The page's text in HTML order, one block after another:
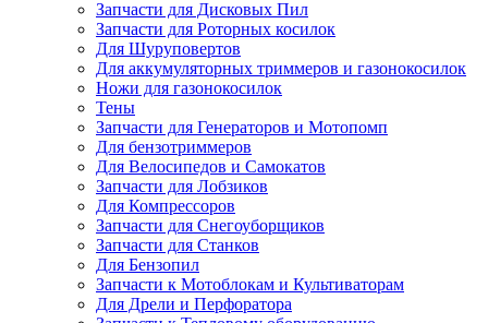
Запчасти для Дисковых Пил
Запчасти для Роторных косилок
Для Шуруповертов
Для аккумуляторных триммеров и газонокосилок
Ножи для газонокосилок
Тены
Запчасти для Генераторов и Мотопомп
Для бензотриммеров
Для Велосипедов и Самокатов
Запчасти для Лобзиков
Для Компрессоров
Запчасти для Снегоуборщиков
Запчасти для Станков
Для Бензопил
Запчасти к Мотоблокам и Культиваторам
Для Дрели и Перфоратора